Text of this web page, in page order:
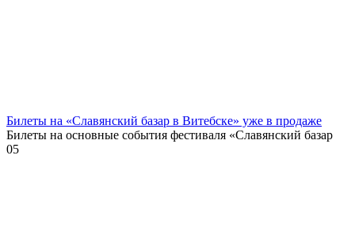
Билеты на «Славянский базар в Витебске» уже в продаже
Билеты на основные события фестиваля «Славянский базар
05